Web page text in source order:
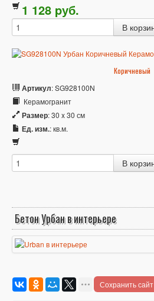
1 128 pуб.
Коричневый
Артикул: SG928100N
Керамогранит
Размер: 30 x 30 см
Ед. изм.: кв.м.
Бетон Урбан в интерьере
Сохранить сайт